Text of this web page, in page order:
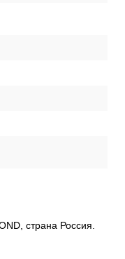
страна Россия.